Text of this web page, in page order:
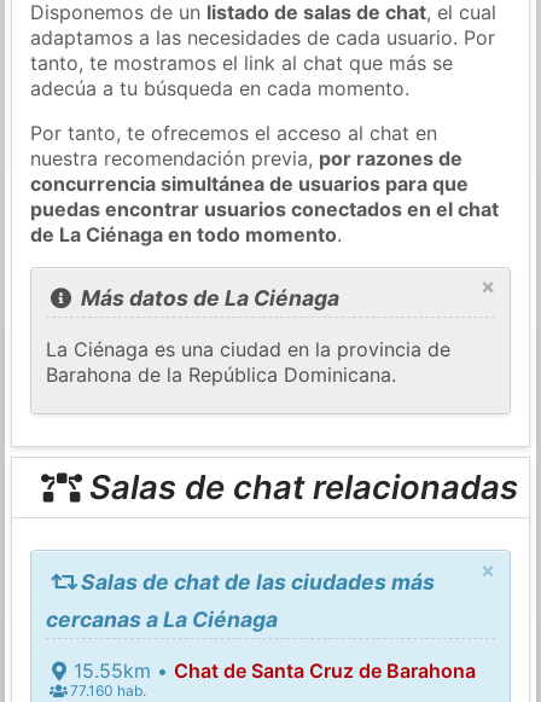
Disponemos de un listado de salas de chat, el cual
adaptamos a las necesidades de cada usuario. Por
tanto, te mostramos el link al chat que más se
adecúa a tu búsqueda en cada momento.
Por tanto, te ofrecemos el acceso al chat en
nuestra recomendación previa, por razones de
concurrencia simultánea de usuarios para que
puedas encontrar usuarios conectados en el chat
de La Ciénaga en todo momento.
×
Más datos de La Ciénaga
La Ciénaga es una ciudad en la provincia de
Barahona de la República Dominicana.
Salas de chat relacionadas
×
Salas de chat de las ciudades más
cercanas a La Ciénaga
15.55km • Chat de Santa Cruz de Barahona
77.160 hab.